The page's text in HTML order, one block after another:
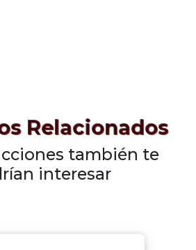
Relacionados
también te
interesar